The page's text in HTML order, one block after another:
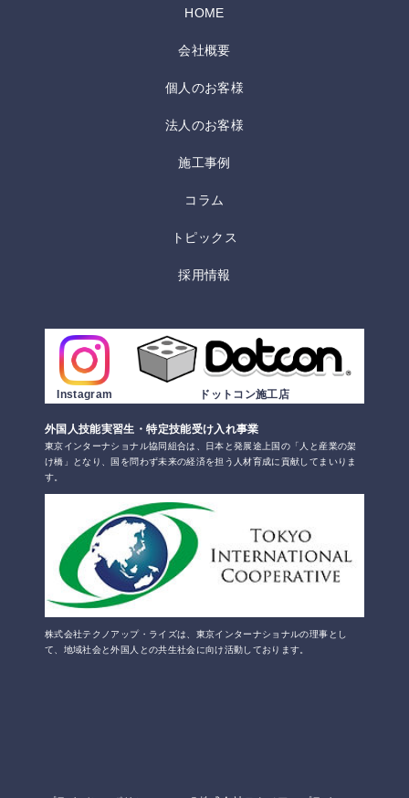
HOME
会社概要
個人のお客様
法人のお客様
施工事例
コラム
トピックス
採用情報
Instagram ドットコン施工店
外国人技能実習生・特定技能受け入れ事業
東京インターナショナル協同組合は、日本と発展途上国の「人と産業の架
け橋」となり、国を問わず未来の経済を担う人材育成に貢献してまいりま
す。
株式会社テクノアップ・ライズは、東京インターナショナルの理事とし
て、地域社会と外国人との共生社会に向け活動しております。